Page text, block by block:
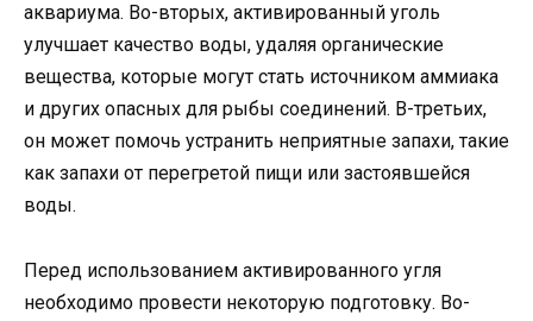
аквариума. Во-вторых, активированный уголь
улучшает качество воды, удаляя органические
вещества, которые могут стать источником аммиака
и других опасных для рыбы соединений. В-третьих,
он может помочь устранить неприятные запахи, такие
как запахи от перегретой пищи или застоявшейся
воды.
Перед использованием активированного угля
необходимо провести некоторую подготовку. Во-